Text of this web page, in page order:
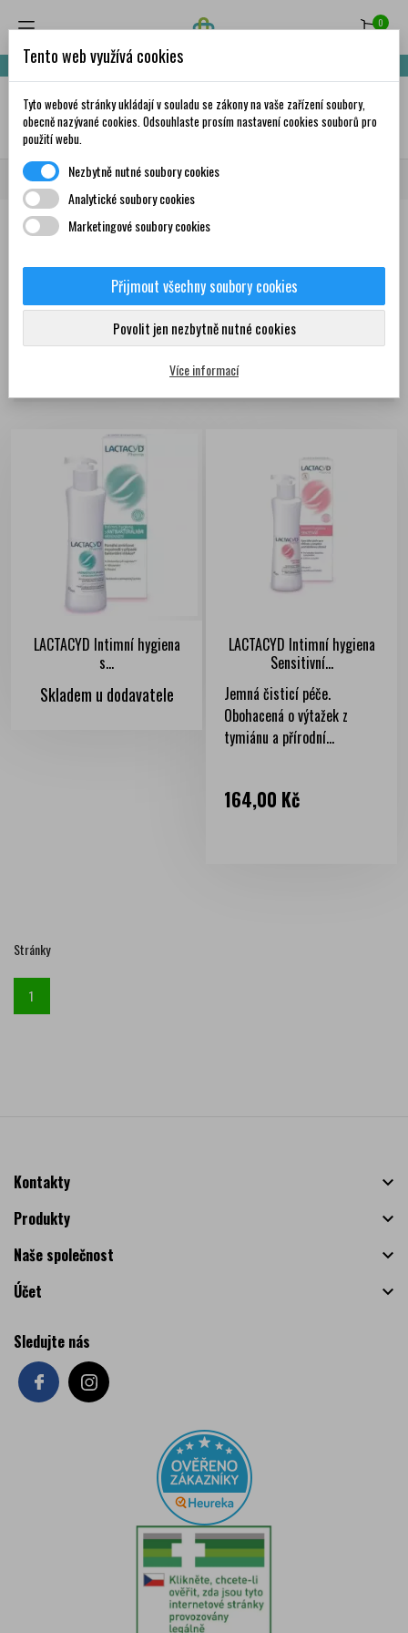
0
Nakupte za 999,- Kč a získáte dopravu zdarma!
✦AI
Domů Značky Lactacyd
Seznam produktů podle značky
Lactacyd
Seřadit podle:
LACTACYD Intimní hygiena
s...
Skladem u dodavatele
LACTACYD Intimní hygiena
Sensitivní...
Jemná čisticí péče.
Obohacená o výtažek z
tymiánu a přírodní...
Cena
164,00 Kč
Stránky
1
Kontakty

Produkty

Naše společnost

Účet

Sledujte nás
Tento web využívá cookies
Tyto webové stránky ukládají v souladu se zákony na vaše zařízení soubory,
obecně nazývané cookies. Odsouhlaste prosím nastavení cookies souborů pro
použití webu.
Nezbytně nutné soubory cookies
Analytické soubory cookies
Marketingové soubory cookies
Přijmout všechny soubory cookies
Povolit jen nezbytně nutné cookies
Více informací